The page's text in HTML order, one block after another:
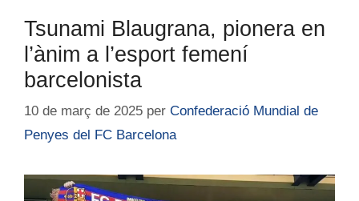
Tsunami Blaugrana, pionera en
l’ànim a l’esport femení
barcelonista
10 de març de 2025 per Confederació Mundial de
Penyes del FC Barcelona